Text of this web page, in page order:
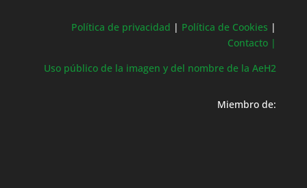
Política de privacidad | Política de Cookies |
Contacto |
Uso público de la imagen y del nombre de la AeH2
Miembro de: